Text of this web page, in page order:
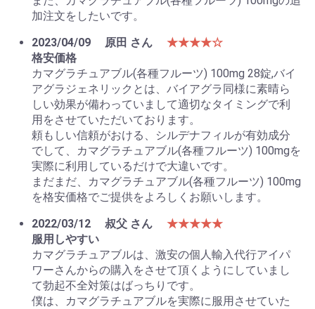
加注文をしたいです。
2023/04/09
原田 さん
★★★★☆
格安価格
カマグラチュアブル(各種フルーツ) 100mg 28錠,バイ
アグラジェネリックとは、バイアグラ同様に素晴ら
しい効果が備わっていまして適切なタイミングで利
用をさせていただいております。
頼もしい信頼がおける、シルデナフィルが有効成分
でして、カマグラチュアブル(各種フルーツ) 100mgを
実際に利用しているだけで大違いです。
まだまだ、カマグラチュアブル(各種フルーツ) 100mg
を格安価格でご提供をよろしくお願いします。
2022/03/12
叔父 さん
★★★★★
服用しやすい
カマグラチュアブルは、激安の個人輸入代行アイパ
ワーさんからの購入をさせて頂くようにしていまし
て勃起不全対策はばっちりです。
僕は、カマグラチュアブルを実際に服用させていた